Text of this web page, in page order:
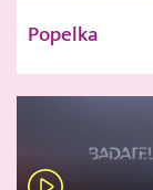
Popelka